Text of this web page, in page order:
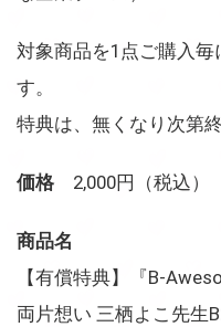
対象商品を1点ご購入毎
す。
特典は、無くなり次第
価格 2,000円（税込）
商品名
【有償特典】『B-
両片想い 三栖よこ先生